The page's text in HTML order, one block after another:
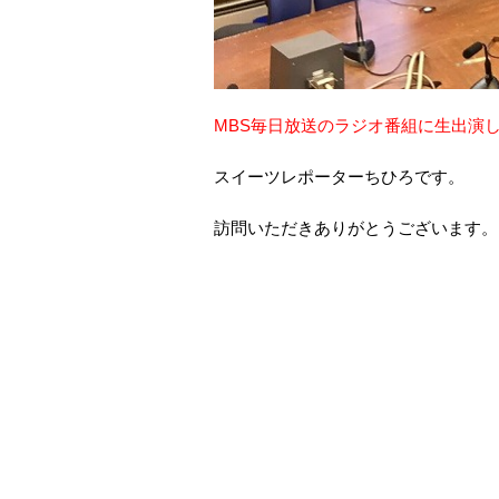
MBS毎日放送のラジオ番組に生出演
スイーツレポーターちひろです。
訪問いただきありがとうございます。